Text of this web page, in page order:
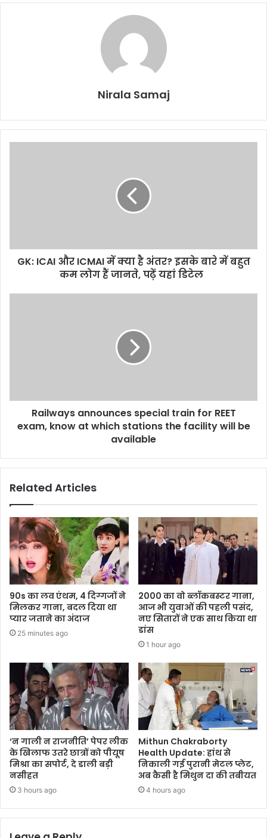
Nirala Samaj
GK: ICAI और ICMAI में क्या है अंतर? इसके बारे में बहुत
कम लोग हैं जानते, पढ़ें यहां डिटेल
Railways announces special train for REET
exam, know at which stations the facility will be
available
Related Articles
90s का लव एंथम, 4 दिग्गजों ने
मिलकर गाना, बदल दिया था
प्यार जताने का अंदाज
25 minutes ago
2000 का वो ब्लॉकबस्टर गाना,
आज भी युवाओं की पहली पसंद,
नए सितारों ने एक साथ किया था
डांस
1 hour ago
‘न गाली न राजनीति’ पेपर लीक
के खिलाफ उतरे छात्रों को पीयूष
मिश्रा का सपोर्ट, दे डाली बड़ी
नसीहत
3 hours ago
Mithun Chakraborty
Health Update: हांथ से
निकाली गई पुरानी मेटल प्लेट,
अब कैसी है मिथुन दा की तबीयत
4 hours ago